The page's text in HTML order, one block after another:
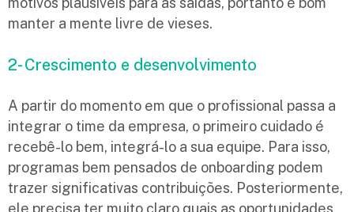
manter a mente livre de vieses.
2- Crescimento e desenvolvimento
A partir do momento em que o profissional passa a
integrar o time da empresa, o primeiro cuidado é
recebê-lo bem, integrá-lo a sua equipe. Para isso,
programas bem pensados de onboarding podem
trazer significativas contribuições. Posteriormente,
ele precisa ter muito claro quais as oportunidades